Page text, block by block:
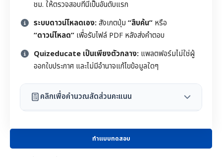
ชม. ให้ตรวจสอบที่นี่เป็นอันดับแรก
ระบบดาวน์โหลดเอง:สังเกตปุ่ม “สืบค้น” หรือ
“ดาวน์โหลด” เพื่อรับไฟล์ PDF หลังส่งคำตอบ
Quizeducate เป็นเพียงตัวกลาง: แพลตฟอร์มไม่ใช่ผู้
ออกใบประกาศ และไม่มีอำนาจแก้ไขข้อมูลใดๆ
คลิกเพื่อคำนวณสัดส่วนคะแนน
ทำแบบทดสอบ